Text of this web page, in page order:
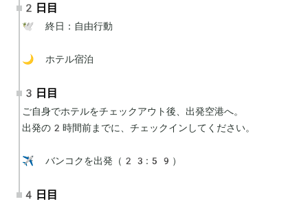
2日目
🕊 終日：自由行動
🌙 ホテル宿泊
3日目
ご自身でホテルをチェックアウト後、出発空港へ。
出発の2時間前までに、チェックインしてください。
✈️ バンコクを出発（23:59）
4日目